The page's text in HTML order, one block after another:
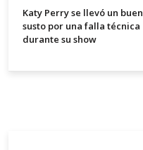
Katy Perry se llevó un buen
susto por una falla técnica
durante su show